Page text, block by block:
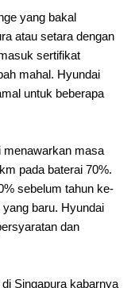
yang bakal
atau setara dengan
sertifikat
mahal. Hyundai
untuk beberapa
menawarkan masa
pada baterai 70%.
sebelum tahun ke-
baru. Hyundai
dan
Singapura kabarnya